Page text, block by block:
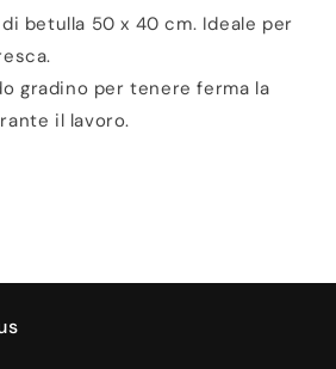
betulla 50 x 40 cm. Ideale per
gradino per tenere ferma la
il lavoro.